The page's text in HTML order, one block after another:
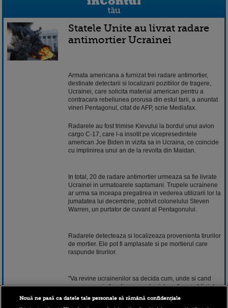
Statele Unite au livrat radare
antimortier Ucrainei
Armata americana a furnizat trei radare antimortier,
destinate detectarii si localizarii pozitiilor de tragere,
Ucrainei, care solicita material american pentru a
contracara rebeliunea prorusa din estul tarii, a anuntat
vineri Pentagonul, citat de AFP, scrie Mediafax.
Radarele au fost trimise Kievului la bordul unui avion
cargo C-17, care l-a insotit pe vicepresedintele
american Joe Biden in vizita sa in Ucraina, ce coincide
cu implinirea unui an de la revolta din Maidan.
In total, 20 de radare antimortier urmeaza sa fie livrate
Ucrainei in urmatoarele saptamani. Trupele ucrainene
ar urma sa inceapa pregatirea in vederea utilizarii lor la
jumatatea lui decembrie, potrivit colonelului Steven
Warren, un purtator de cuvant al Pentagonului.
Radarele detecteaza si localizeaza provenienta tirurilor
de mortier. Ele pot fi amplasate si pe mortierul care
raspunde tirurilor.
"Va revine ucrainenilor sa decida cum, unde si cand
vor sa puna in functiune aceste sisteme", a asubliniat
colonelul Warren.
Nouă ne pasă ca datele tale personale să rămână confidențiale